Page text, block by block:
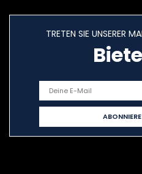
TRETEN SIE UNSERER